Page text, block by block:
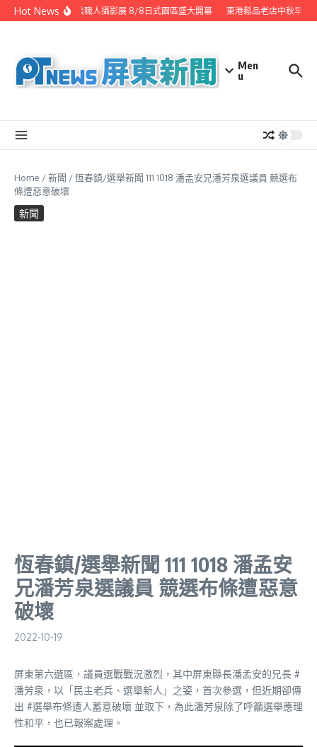
Skip to content
Hot News潮州之美職人攝影展 8/8日式園區盛大開幕 東港鬆品老店中秋早鳥
Men
u
Home /新聞 /恆春鎮/選舉新聞 111 1018 潘孟安兄潘芳泉選議員 競選布
條遭惡意破壞
新聞
恆春鎮/選舉新聞 111 1018 潘孟安
兄潘芳泉選議員 競選布條遭惡意
破壞
2022-10-19
屏東第六選區，議員選戰戰況激烈，其中屏東縣長潘孟安的兄長 #
潘芳泉，以「民主老兵、選舉新人」之姿，首次參選，但近期卻傳
出 #選舉布條遭人蓄意破壞 並取下，為此潘芳泉除了呼籲選舉應理
性和平，也已報案處理。